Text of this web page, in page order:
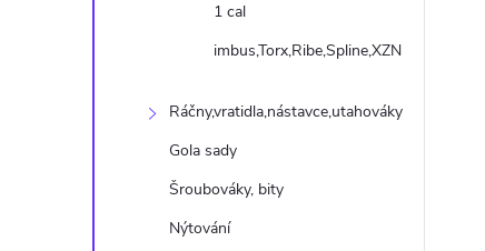
1 cal
imbus,Torx,Ribe,Spline,XZN
Ráčny,vratidla,nástavce,utahováky
Gola sady
Šroubováky, bity
Nýtování